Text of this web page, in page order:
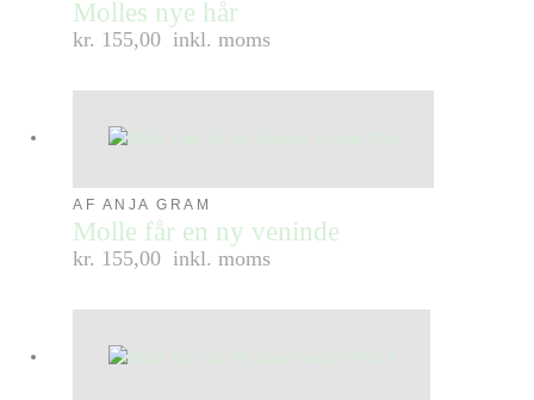
Molles nye hår
kr. 155,00 inkl. moms
AF ANJA GRAM
Molle får en ny veninde
kr. 155,00 inkl. moms